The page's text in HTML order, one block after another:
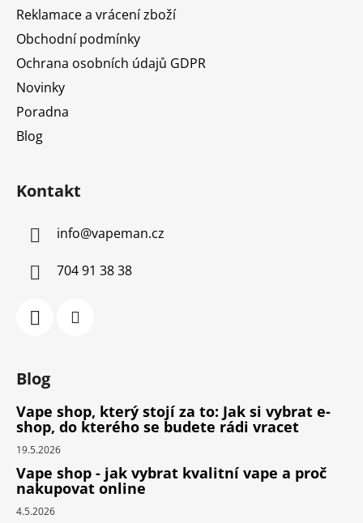
Reklamace a vrácení zboží
Obchodní podmínky
Ochrana osobních údajů GDPR
Novinky
Poradna
Blog
Kontakt
info@vapeman.cz
704 91 38 38
Blog
Vape shop, který stojí za to: Jak si vybrat e-
shop, do kterého se budete rádi vracet
19.5.2026
Vape shop - jak vybrat kvalitní vape a proč
nakupovat online
4.5.2026